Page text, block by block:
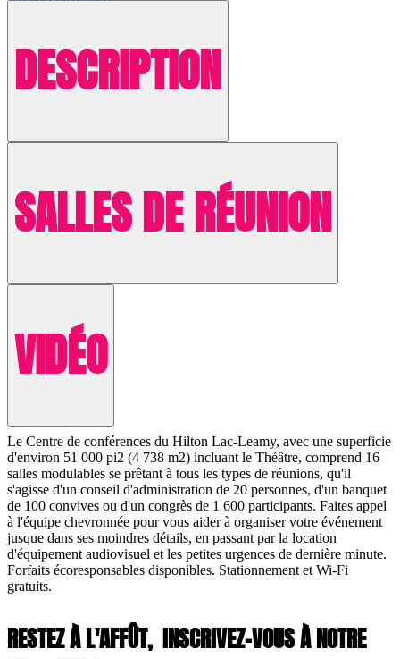
DESCRIPTION
SALLES DE RÉUNION
VIDÉO
Le Centre de conférences du Hilton Lac-Leamy, avec une superficie
d'environ 51 000 pi2 (4 738 m2) incluant le Théâtre, comprend 16
salles modulables se prêtant à tous les types de réunions, qu'il
s'agisse d'un conseil d'administration de 20 personnes, d'un banquet
de 100 convives ou d'un congrès de 1 600 participants. Faites appel
à l'équipe chevronnée pour vous aider à organiser votre événement
jusque dans ses moindres détails, en passant par la location
d'équipement audiovisuel et les petites urgences de dernière minute.
Forfaits écoresponsables disponibles. Stationnement et Wi-Fi
gratuits.
RESTEZ À L'AFFÛT, INSCRIVEZ-VOUS À NOTRE